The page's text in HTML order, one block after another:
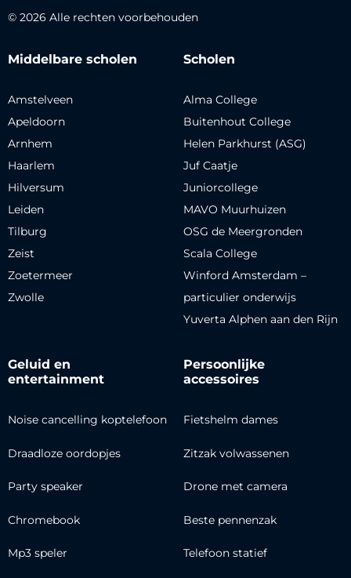
© 2026 Alle rechten voorbehouden
Middelbare scholen
Amstelveen
Apeldoorn
Arnhem
Haarlem
Hilversum
Leiden
Tilburg
Zeist
Zoetermeer
Zwolle
Scholen
Alma College
Buitenhout College
Helen Parkhurst (ASG)
Juf Caatje
Juniorcollege
MAVO Muurhuizen
OSG de Meergronden
Scala College
Winford Amsterdam –
particulier onderwijs
Yuverta Alphen aan den Rijn
Geluid en
entertainment
Noise cancelling koptelefoon
Draadloze oordopjes
Party speaker
Chromebook
Mp3 speler
Persoonlijke
accessoires
Fietshelm dames
Zitzak volwassenen
Drone met camera
Beste pennenzak
Telefoon statief